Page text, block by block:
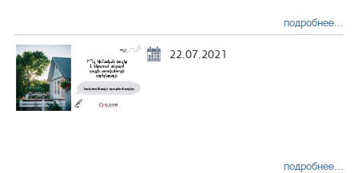
подробнее...
22.07.2021
подробнее...